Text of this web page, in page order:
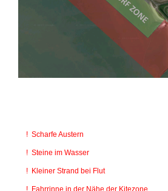
! Scharfe Austern
! Steine im Wasser
! Kleiner Strand bei Flut
! Fahrrinne in der Nähe der Kitezone